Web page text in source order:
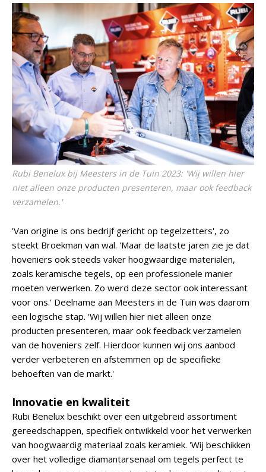
Rubi Benelux bij Meesters in de Tuin 2023: 'Wij willen hier
niet alleen onze producten presenteren, maar ook feedback
verzamelen.'
'Van origine is ons bedrijf gericht op tegelzetters', zo
steekt Broekman van wal. 'Maar de laatste jaren zie je dat
hoveniers ook steeds vaker hoogwaardige materialen,
zoals keramische tegels, op een professionele manier
moeten verwerken. Zo werd deze sector ook interessant
voor ons.' Deelname aan Meesters in de Tuin was daarom
een logische stap. 'Wij willen hier niet alleen onze
producten presenteren, maar ook feedback verzamelen
van de hoveniers zelf. Hierdoor kunnen wij ons aanbod
verder verbeteren en afstemmen op de specifieke
behoeften van de markt.'
Innovatie en kwaliteit
Rubi Benelux beschikt over een uitgebreid assortiment
gereedschappen, specifiek ontwikkeld voor het verwerken
van hoogwaardig materiaal zoals keramiek. 'Wij beschikken
over het volledige diamantarsenaal om tegels perfect te